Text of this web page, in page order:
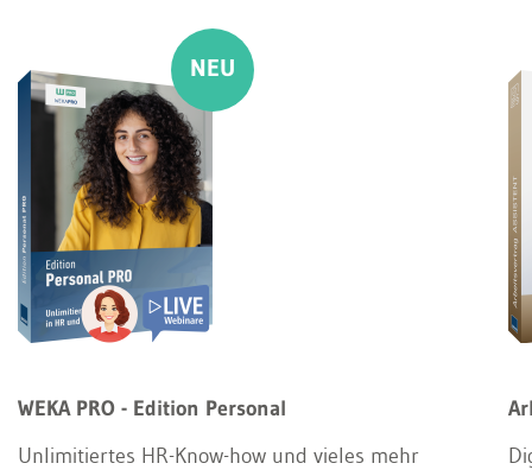
WEKA PRO - Edition Personal
Unlimitiertes HR-Know-how und vieles mehr